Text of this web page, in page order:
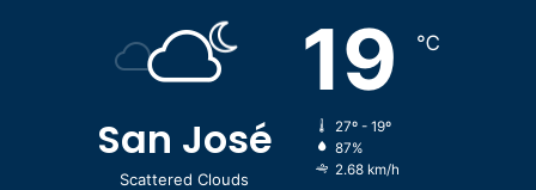
San José
Scattered Clouds
19 ℃
27º - 19º
87%
2.68 km/h